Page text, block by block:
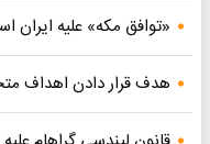
«توافق مکه» علیه ایران
هدف قرار دادن اهداف